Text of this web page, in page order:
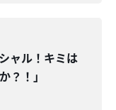
ャル！キミは
？！」